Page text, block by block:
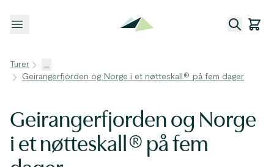
Åpne meny
Turer
...
Geirangerfjorden og Norge i et nøtteskall® på fem dager
Geirangerfjorden og Norge
i et nøtteskall® på fem